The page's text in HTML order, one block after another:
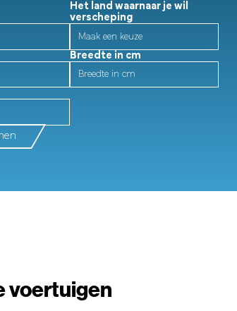
Het land waarnaar je wil
verscheping
Breedte in cm
voertuigen